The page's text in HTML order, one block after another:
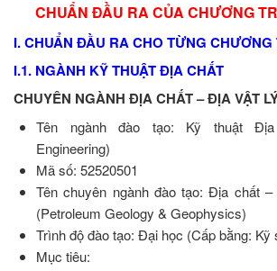
CHUẨN ĐẦU RA CỦA CHƯƠNG
I. CHUẨN ĐẦU RA CHO TỪNG CHƯƠNG
I.1. NGÀNH KỸ THUẬT ĐỊA CHẤT
CHUYÊN NGÀNH ĐỊA CHẤT – ĐỊA VẬT
Tên ngành đào tạo: Kỹ thuật Địa
Engineering)
Mã số: 52520501
Tên chuyên ngành đào tạo: Địa chất
(Petroleum Geology & Geophysics)
Trình độ đào tạo: Đại học (Cấp bằng: Kỹ
Mục tiêu: